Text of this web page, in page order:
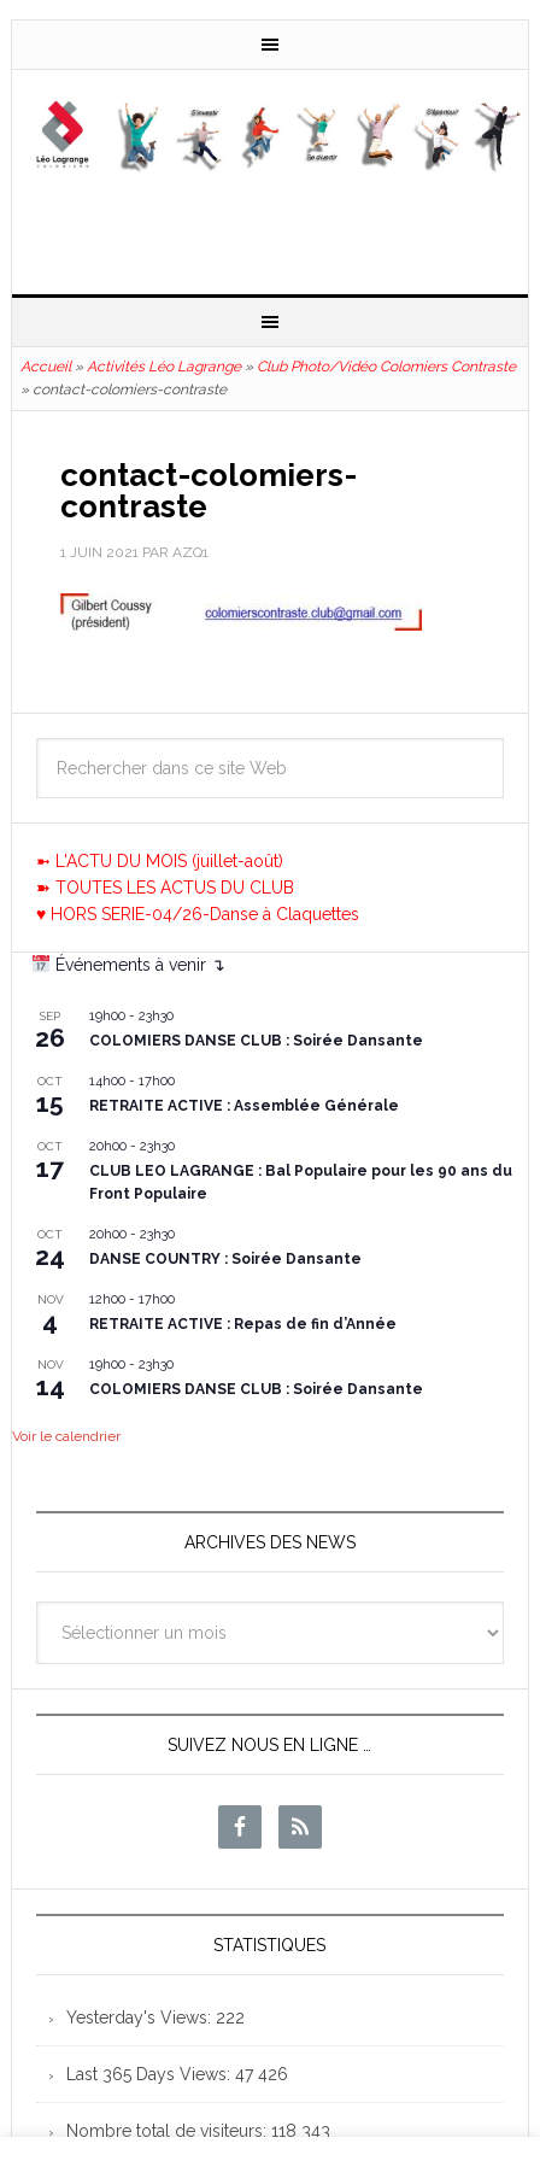
Accueil» Activités Léo Lagrange» Club Photo/Vidéo Colomiers Contraste
» contact-colomiers-contraste
contact-colomiers-
contraste
1 JUIN 2021PAR AZQ1
➼ L'ACTU DU MOIS (juillet-août)
➽ TOUTES LES ACTUS DU CLUB
♥ HORS SERIE-04/26-Danse à Claquettes
Événements à venir ↴
SEP
26
19h00- 23h30
COLOMIERS DANSE CLUB : Soirée Dansante
OCT
15
14h00- 17h00
RETRAITE ACTIVE : Assemblée Générale
OCT
17
20h00- 23h30
CLUB LEO LAGRANGE : Bal Populaire pour les 90 ans du
Front Populaire
OCT
24
20h00- 23h30
DANSE COUNTRY : Soirée Dansante
NOV
4
12h00- 17h00
RETRAITE ACTIVE : Repas de fin d’Année
NOV
14
19h00- 23h30
COLOMIERS DANSE CLUB : Soirée Dansante
Voir le calendrier
ARCHIVES DES NEWS
des
News
SUIVEZ NOUS EN LIGNE …
STATISTIQUES
Yesterday's Views: 222
Last 365 Days Views: 47 426
Nombre total de visiteurs: 118 343